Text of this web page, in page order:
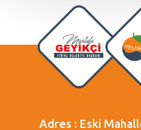
Adres : Eski